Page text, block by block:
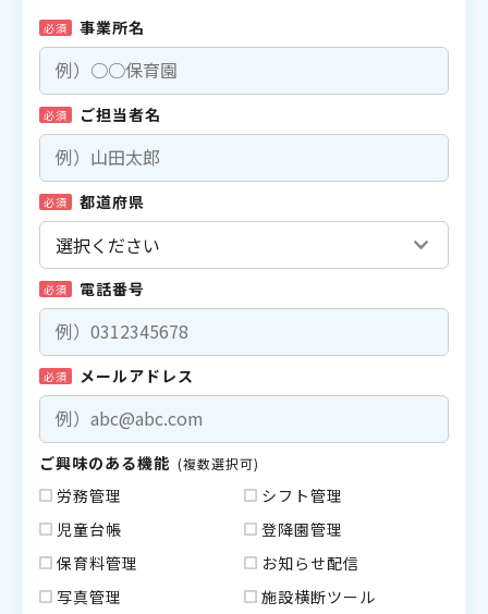
必須 事業所名
必須 ご担当者名
必須 都道府県
必須 電話番号
必須 メールアドレス
ご興味のある機能 (複数選択可)
労務管理
シフト管理
児童台帳
登降園管理
保育料管理
お知らせ配信
写真管理
施設横断ツール